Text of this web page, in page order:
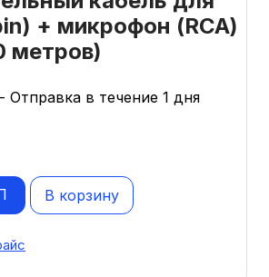
+ микрофон (RCA)
метров)
- Отправка в течение 1 дня
В корзину